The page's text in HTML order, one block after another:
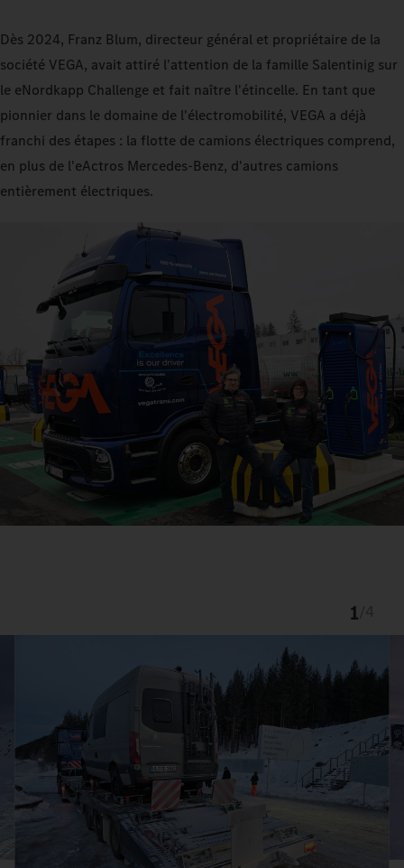
Dès 2024, Franz Blum, directeur général et propriétaire de la
société VEGA, avait attiré l'attention de la famille Salentinig sur
le eNordkapp Challenge et fait naître l'étincelle. En tant que
pionnier dans le domaine de l'électromobilité, VEGA a déjà
franchi des étapes : la flotte de camions électriques comprend,
en plus de l'eActros Mercedes‑Benz, d'autres camions
entièrement électriques.
1